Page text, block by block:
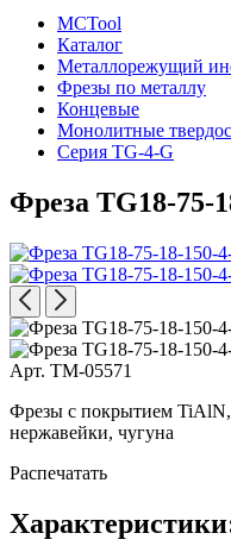
MCTool
Каталог
Металлорежущий
Фрезы по металлу
Концевые
Монолитные
Серия TG-4-G
Фреза TG18-75-
Арт. TM-05571
Фрезы с покрытием TiAlN,
нержавейки, чугуна
Распечатать